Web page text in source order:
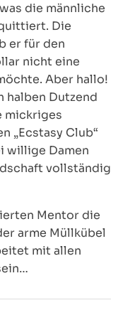
die männliche
Die
er für den
nicht eine
Aber hallo!
halben Dutzend
mickriges
„Ecstasy Club“
willige Damen
vollständig
Mentor die
arme Müllkübel
mit allen